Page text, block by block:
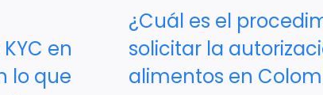
en
lo que
¿Cuál es el
solicitar la
alimentos en